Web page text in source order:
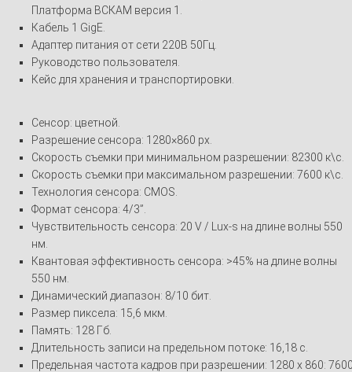
Платформа ВСКАМ версия 1.
Кабель 1 GigE.
Адаптер питания от сети 220В 50Гц.
Руководство пользователя.
Кейс для хранения и транспортировки.
Сенсор: цветной.
Разрешение сенсора: 1280×860 px.
Скорость съемки при минимальном разрешении: 82300 к\с.
Скорость съемки при максимальном разрешении: 7600 к\с.
Технология сенсора: CMOS.
Формат сенсора: 4/3”.
Чувствительность сенсора: 20 V / Lux-s на длине волны 550
нм.
Квантовая эффективность сенсора: >45% на длине волны
550 нм.
Динамический диапазон: 8/10 бит.
Размер пиксела: 15,6 мкм.
Память: 128 Гб.
Длительность записи на предельном потоке: 16,18 с.
Предельная частота кадров при разрешении: 1280 x 860: